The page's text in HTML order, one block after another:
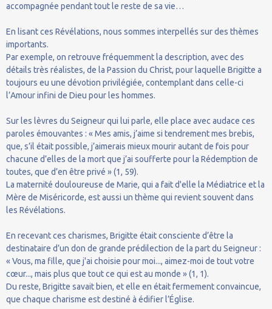
accompagnée pendant tout le reste de sa vie…
En lisant ces Révélations, nous sommes interpellés sur des thèmes
importants.
Par exemple, on retrouve fréquemment la description, avec des
détails très réalistes, de la Passion du Christ, pour laquelle Brigitte a
toujours eu une dévotion privilégiée, contemplant dans celle-ci
l’Amour infini de Dieu pour les hommes.
Sur les lèvres du Seigneur qui lui parle, elle place avec audace ces
paroles émouvantes : « Mes amis, j’aime si tendrement mes brebis,
que, s’il était possible, j’aimerais mieux mourir autant de fois pour
chacune d’elles de la mort que j’ai soufferte pour la Rédemption de
toutes, que d’en être privé » (1, 59).
La maternité douloureuse de Marie, qui a fait d'elle la Médiatrice et la
Mère de Miséricorde, est aussi un thème qui revient souvent dans
les Révélations.
En recevant ces charismes, Brigitte était consciente d’être la
destinataire d’un don de grande prédilection de la part du Seigneur :
« Vous, ma fille, que j'ai choisie pour moi..., aimez-moi de tout votre
cœur..., mais plus que tout ce qui est au monde » (1, 1).
Du reste, Brigitte savait bien, et elle en était fermement convaincue,
que chaque charisme est destiné à édifier l’Église.